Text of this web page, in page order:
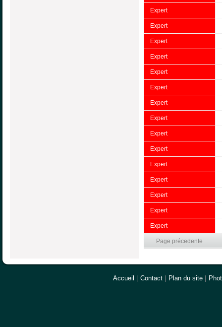
Expert
Expert
Expert
Expert
Expert
Expert
Expert
Expert
Expert
Expert
Expert
Expert
Expert
Expert
Expert
Page précedente
Accueil Contact Plan du site